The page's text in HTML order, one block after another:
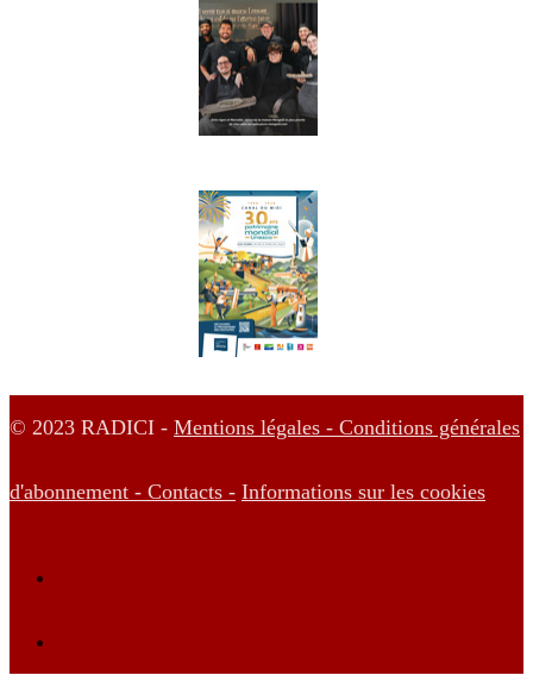
© 2023 RADICI - Mentions légales - Conditions générales
d'abonnement - Contacts - Informations sur les cookies